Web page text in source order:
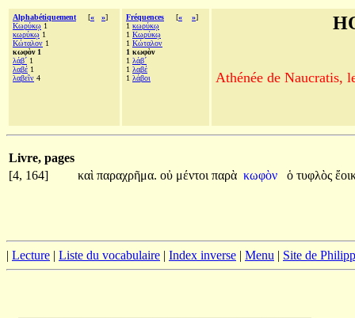
Alphabétiquement [« »]
Κωρύκῳ 1
κωρύκῳ 1
Κώταλον 1
κωφὸν 1
λάβ´ 1
λαβέ 1
λαβεῖν 4
Fréquences [« »]
1 κωρύκῳ
1 Κωρύκῳ
1 Κώταλον
1 κωφὸν
1 λάβ´
1 λαβέ
1 λάβοι Athénée de Naucratis,
Livre, pages
[4, 164]
καὶ παραχρῆμα. οὐ μέντοι παρὰ κωφὸν ὁ τυφλὸς
| Lecture | Liste du vocabulaire | Index inverse | Menu | Site de